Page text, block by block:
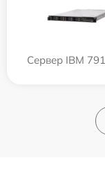
Сервер IBM